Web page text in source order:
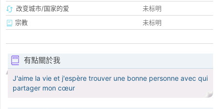
改变城市/国家的爱
未标明
宗教
未标明
有點關於我
J'aime la vie et j'espère trouver une bonne personne avec qui
partager mon cœur